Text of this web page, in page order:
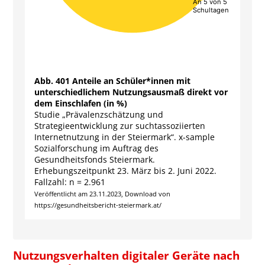
An 5 von 5
Schultagen
An 5 von 5
Schultagen
Abb. 401 Anteile an Schüler*innen mit
unterschiedlichem Nutzungsausmaß direkt vor
dem Einschlafen (in %)
Studie „Prävalenzschätzung und
Strategieentwicklung zur suchtassoziierten
Internetnutzung in der Steiermark“. x-sample
Sozialforschung im Auftrag des
Gesundheitsfonds Steiermark.
Erhebungszeitpunkt 23. März bis 2. Juni 2022.
Fallzahl: n = 2.961
Veröffentlicht am 23.11.2023, Download von
https://gesundheitsbericht-steiermark.at/
Nutzungsverhalten digitaler Geräte nach